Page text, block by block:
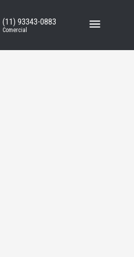
(11) 93343-0883
Comercial